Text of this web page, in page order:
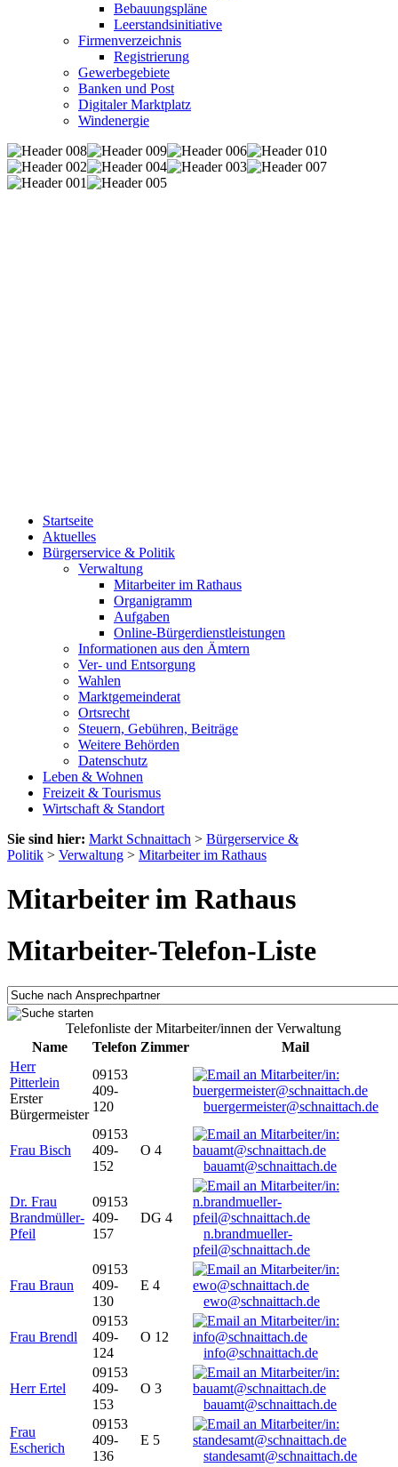
Bebauungspläne
Leerstandsinitiative
Firmenverzeichnis
Registrierung
Gewerbegebiete
Banken und Post
Digitaler Marktplatz
Windenergie
Startseite
Aktuelles
Bürgerservice & Politik
Verwaltung
Mitarbeiter im Rathaus
Organigramm
Aufgaben
Online-Bürgerdienstleistungen
Informationen aus den Ämtern
Ver- und Entsorgung
Wahlen
Marktgemeinderat
Ortsrecht
Steuern, Gebühren, Beiträge
Weitere Behörden
Datenschutz
Leben & Wohnen
Freizeit & Tourismus
Wirtschaft & Standort
Sie sind hier: Markt Schnaittach > Bürgerservice &
Politik > Verwaltung > Mitarbeiter im Rathaus
Mitarbeiter im Rathaus
Mitarbeiter-Telefon-Liste
Telefonliste der Mitarbeiter/innen der Verwaltung
Name
Telefon Zimmer
Mail
Herr
Pitterlein
Erster
Bürgermeister
09153
409-
120
buergermeister@schnaittach.de
Frau Bisch
09153
409-
152
O 4
bauamt@schnaittach.de
Dr. Frau
Brandmüller-
Pfeil
09153
409-
157
DG 4
n.brandmueller-
pfeil@schnaittach.de
Frau Braun
09153
409-
130
E 4
ewo@schnaittach.de
Frau Brendl
09153
409-
124
O 12
info@schnaittach.de
Herr Ertel
09153
409-
153
O 3
bauamt@schnaittach.de
Frau
Escherich
09153
409-
136
E 5
standesamt@schnaittach.de